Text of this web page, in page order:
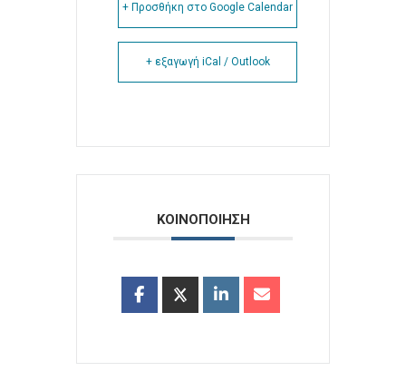
+ Προσθήκη στο Google Calendar
+ εξαγωγή iCal / Outlook
ΚΟΙΝΟΠΟΙΗΣΗ